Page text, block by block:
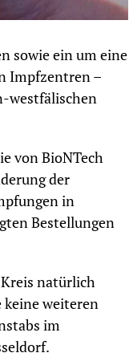
sowie ein um eine
Impfzentren –
westfälischen
von BioNTech
der
in
Bestellungen
natürlich
keine weiteren
im